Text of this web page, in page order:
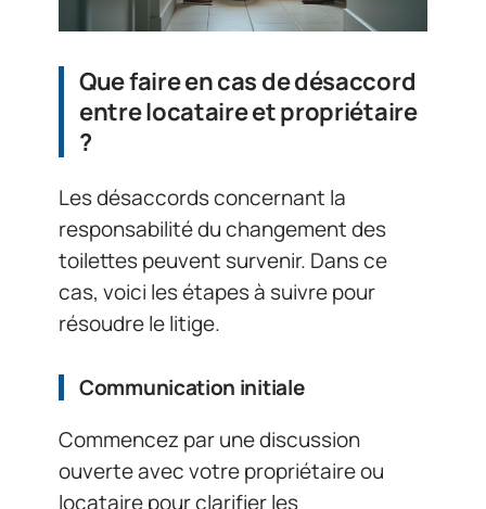
Que faire en cas de désaccord
entre locataire et propriétaire
?
Les désaccords concernant la
responsabilité du changement des
toilettes peuvent survenir. Dans ce
cas, voici les étapes à suivre pour
résoudre le litige.
Communication initiale
Commencez par une discussion
ouverte avec votre propriétaire ou
locataire pour clarifier les